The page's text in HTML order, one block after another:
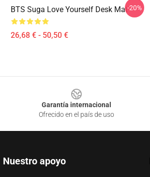
BTS Suga Love Yourself Desk Mat
26,68 € - 50,50 €
-20%
Garantía internacional
Ofrecido en el país de uso
Nuestro apoyo